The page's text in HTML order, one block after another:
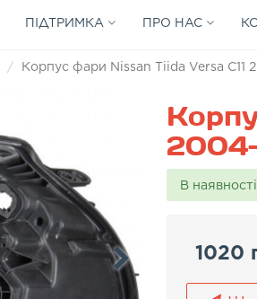
ПІДТРИМКА ПРО НАС
Корпус фари Nissan Tiida Versa C11
2004-
В наявності
1020